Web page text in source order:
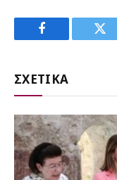
Facebook
ΣΧΕΤΙΚΑ